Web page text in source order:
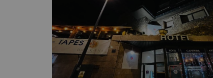
¡Vaya! No hemos encontrado ningún